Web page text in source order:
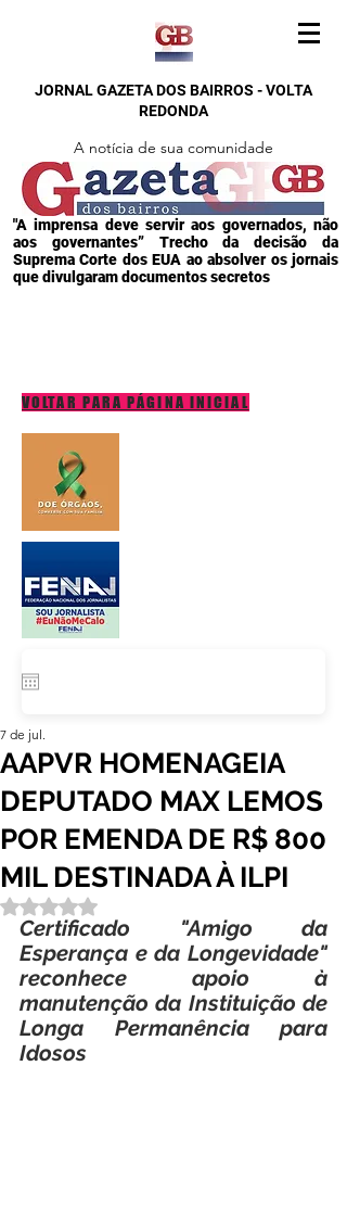
JORNAL GAZETA DOS BAIRROS - VOLTA
REDONDA
A notícia de sua comunidade
"A imprensa deve servir aos governados, não
aos governantes” Trecho da decisão da
Suprema Corte dos EUA ao absolver os jornais
que divulgaram documentos secretos
VOLTAR PARA PÁGINA INICIAL
AAPVR HOMENAGEIA
DEPUTADO MAX LEMOS
POR EMENDA DE R$ 800
MIL DESTINADA À ILPI
7 de jul.
Avaliado com NaN de 5 estrelas.
Certificado "Amigo da
Esperança e da Longevidade"
reconhece apoio à
manutenção da Instituição de
Longa Permanência para
Idosos